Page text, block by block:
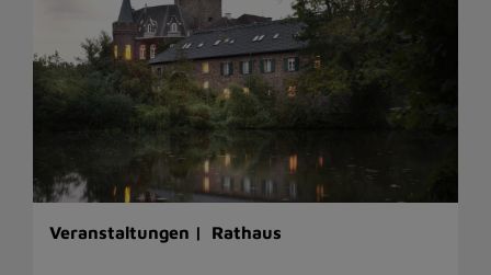
Veranstaltungen | Rathaus